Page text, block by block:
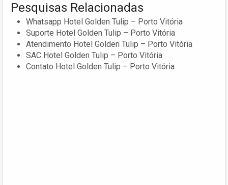
Pesquisas Relacionadas
Whatsapp Hotel Golden Tulip – Porto Vitória
Suporte Hotel Golden Tulip – Porto Vitória
Atendimento Hotel Golden Tulip – Porto Vitória
SAC Hotel Golden Tulip – Porto Vitória
Contato Hotel Golden Tulip – Porto Vitória